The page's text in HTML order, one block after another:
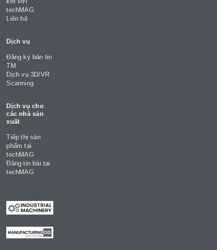
techMAG
Liên hệ
Dịch vụ
Đăng ký bản tin
TM
Dịch vụ 3D/VR
Scanning
Dịch vụ cho
các nhà sản
xuất
Tiếp thị sản
phẩm tại
techMAG
Đăng tin bài tại
techMAG